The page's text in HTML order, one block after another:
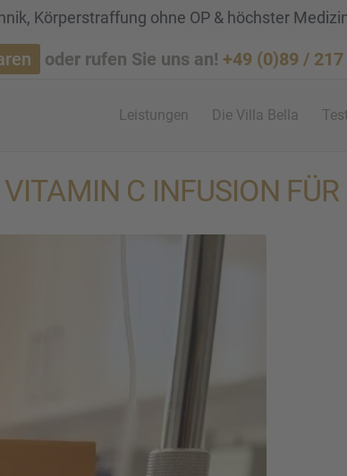
Körperstraffung ohne OP & höchster
oder rufen Sie uns an! +49 (0)89 /
Leistun­gen Die Villa Bella
C INFUSION